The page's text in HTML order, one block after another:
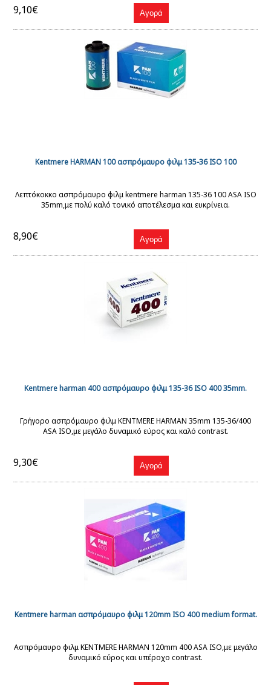
9,10€
Kentmere HARMAN 100 ασπρόμαυρο φιλμ 135-36 ISO 100
Λεπτόκοκκο ασπρόμαυρο φιλμ kentmere harman 135-36 100 ASA ISO
35mm,με πολύ καλό τονικό αποτέλεσμα και ευκρίνεια.
8,90€
Kentmere harman 400 ασπρόμαυρο φιλμ 135-36 ISO 400 35mm.
Γρήγορο ασπρόμαυρο φιλμ KENTMERE HARMAN 35mm 135-36/400
ASA ISO,με μεγάλο δυναμικό εύρος και καλό contrast.
9,30€
Kentmere harman ασπρόμαυρο φιλμ 120mm ISO 400 medium format.
Ασπρόμαυρο φιλμ KENTMERE HARMAN 120mm 400 ASA ISO,με μεγάλο
δυναμικό εύρος και υπέροχο contrast.